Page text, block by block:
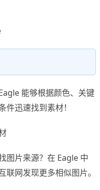
能够根据颜色、关键
迅速找到素材！
图片来源？在 Eagle 中
联网发现更多相似图片。